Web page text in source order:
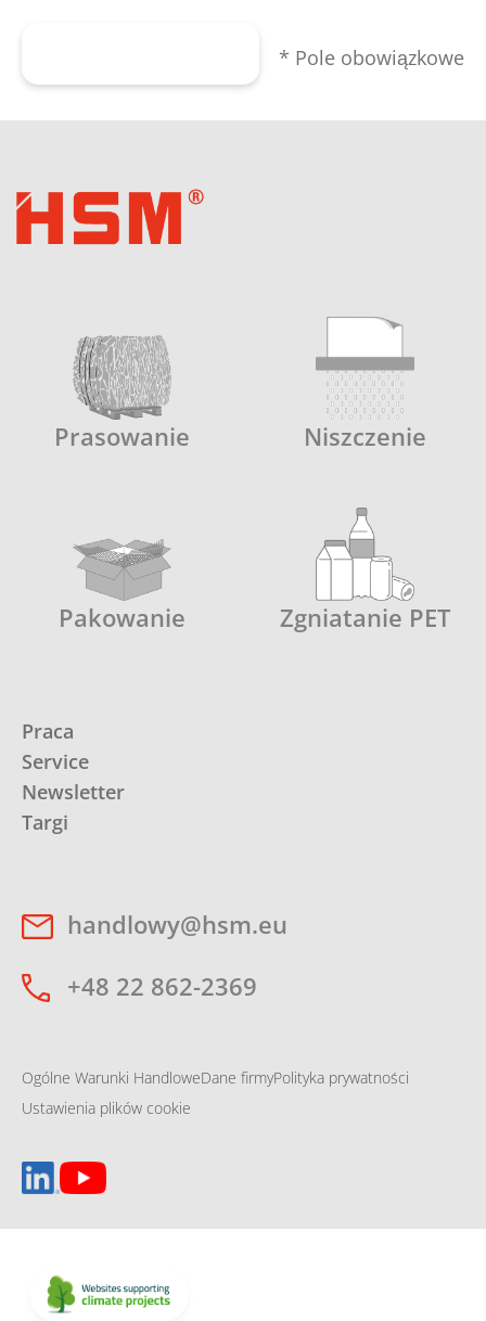
* Pole obowiązkowe
Prasowanie Niszczenie
Pakowanie Zgniatanie PET
Praca
Service
Newsletter
Targi
handlowy@hsm.eu
+48 22 862-2369
Ogólne Warunki HandloweDane firmyPolityka prywatności
Ustawienia plików cookie